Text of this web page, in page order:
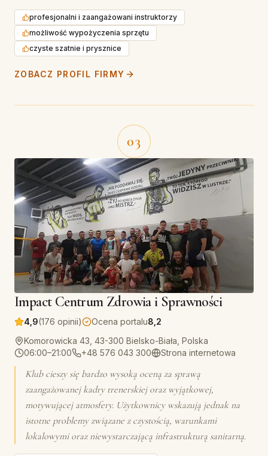
profesjonalni i zaangażowani instruktorzy
możliwość wypożyczenia sprzętu
czyste szatnie i prysznice
ZOBACZ PROFIL FIRMY
03
Impact Centrum Zdrowia i Sprawności
4,9(176 opinii) Ocena portalu8,2
Komorowicka 43, 43-300 Bielsko-Biała, Polska
06:00–21:00
+48 576 043 300 Strona internetowa
Klub cieszy się bardzo wysoką oceną za sprawą
zaangażowanej kadry trenerskiej oraz wyjątkowej,
motywującej atmosfery. Użytkownicy wskazują jednak na
istotne problemy związane z czystością, warunkami
lokalowymi oraz niewystarczającą infrastrukturą sanitarną.